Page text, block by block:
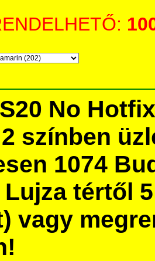
No
színben
1074
Lujza tértől
vagy